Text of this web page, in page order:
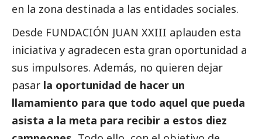
en la zona destinada a las entidades sociales.
Desde FUNDACIÓN JUAN XXIII aplauden esta
iniciativa y agradecen esta gran oportunidad a
sus impulsores. Además, no quieren dejar
pasar la oportunidad de hacer un
llamamiento para que todo aquel que pueda
asista a la meta para recibir a estos diez